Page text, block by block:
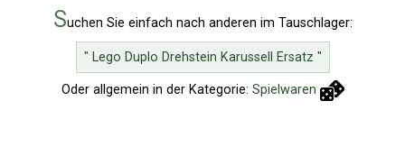
Suchen Sie einfach nach anderen im Tauschlager:
" Lego Duplo Drehstein Karussell Ersatz "
Oder allgemein in der Kategorie: Spielwaren